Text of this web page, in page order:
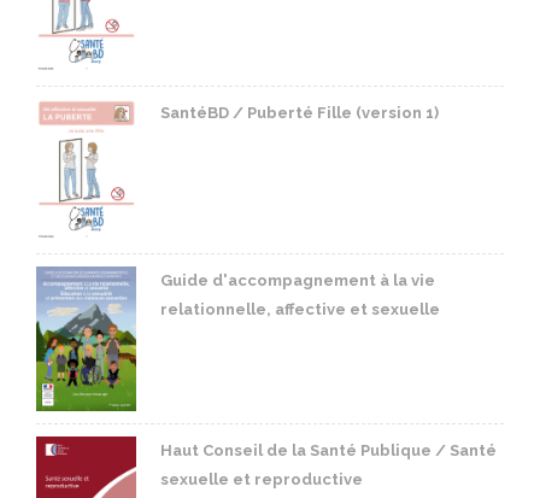
SantéBD / Puberté Fille (version 1)
Guide d'accompagnement à la vie
relationnelle, affective et sexuelle
Haut Conseil de la Santé Publique / Santé
sexuelle et reproductive